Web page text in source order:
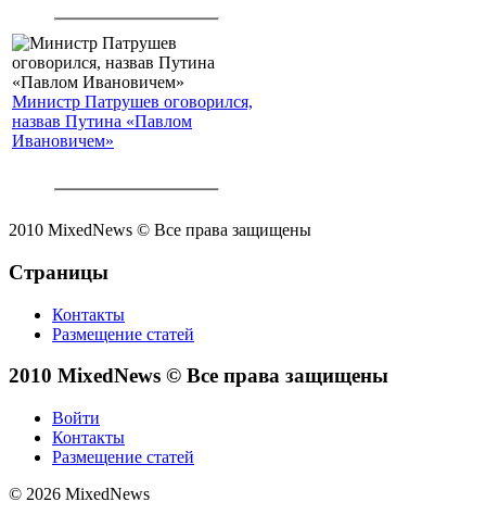
Министр Патрушев оговорился,
назвав Путина «Павлом
Ивановичем»
2010 MixedNews © Все права защищены
Страницы
Контакты
Размещение статей
2010 MixedNews © Все права защищены
Войти
Контакты
Размещение статей
© 2026 MixedNews